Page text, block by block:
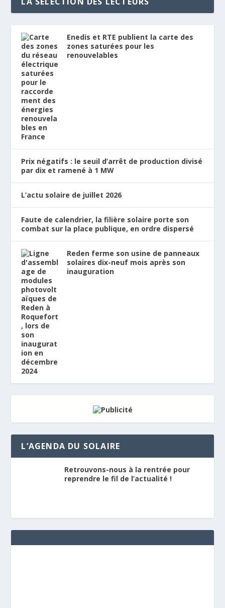
Enedis et RTE publient la carte des
zones saturées pour les
renouvelables
Prix négatifs : le seuil d’arrêt de production divisé
par dix et ramené à 1 MW
L’actu solaire de juillet 2026
Faute de calendrier, la filière solaire porte son
combat sur la place publique, en ordre dispersé
Reden ferme son usine de panneaux
solaires dix-neuf mois après son
inauguration
L’AGENDA DU SOLAIRE
Retrouvons-nous à la rentrée pour
reprendre le fil de l’actualité !